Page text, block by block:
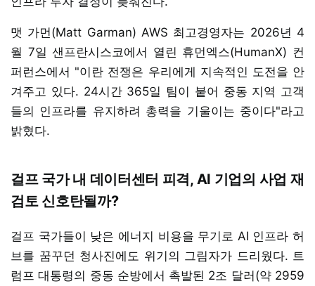
맷 가먼(Matt Garman) AWS 최고경영자는 2026년 4
월 7일 샌프란시스코에서 열린 휴먼엑스(HumanX) 컨
퍼런스에서 "이란 전쟁은 우리에게 지속적인 도전을 안
겨주고 있다. 24시간 365일 팀이 붙어 중동 지역 고객
들의 인프라를 유지하려 총력을 기울이는 중이다"라고
밝혔다.
걸프 국가 내 데이터센터 피격, AI 기업의 사업 재
검토 신호탄될까?
걸프 국가들이 낮은 에너지 비용을 무기로 AI 인프라 허
브를 꿈꾸던 청사진에도 위기의 그림자가 드리웠다. 트
럼프 대통령의 중동 순방에서 촉발된 2조 달러(약 2959